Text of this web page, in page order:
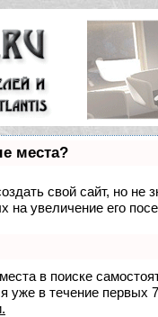
места?
свой сайт, но не
на увеличение его
в поиске
уже в течение первых